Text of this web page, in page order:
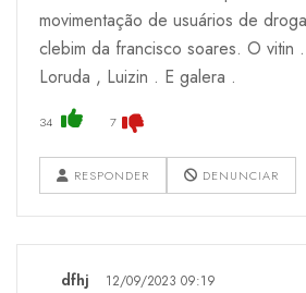
movimentação de usuários de
clebim da francisco soares. O vitin
Loruda , Luizin . E galera .
34 7
RESPONDER DENUNCIAR
dfhj 12/09/2023 09:19